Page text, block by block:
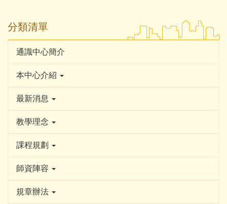
分類清單
通識中心簡介
本中心介紹
最新消息
教學理念
課程規劃
師資陣容
規章辦法